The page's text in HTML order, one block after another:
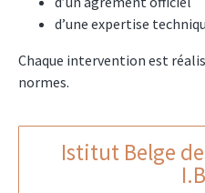
d’une expertise
Chaque intervention est
normes.
Istitut Belge